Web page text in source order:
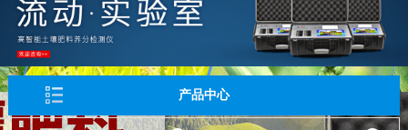
产品中心